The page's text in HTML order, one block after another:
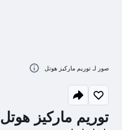
توريم ماركيز هوتل
صور لـ توريم ماركيز هوتل